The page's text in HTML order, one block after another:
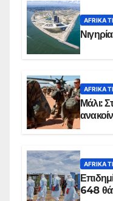
AFRIKA
AFRIKA
Μάλι:
AFRIKA
648